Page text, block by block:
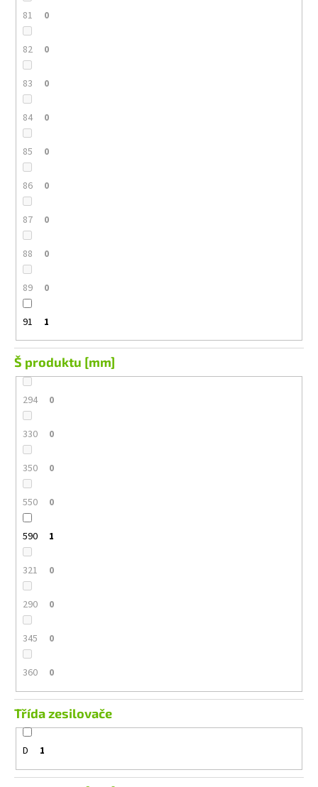
81 0
82 0
83 0
84 0
85 0
86 0
87 0
88 0
89 0
91 1
Š produktu [mm]
294 0
330 0
350 0
550 0
590 1
321 0
290 0
345 0
360 0
Třída zesilovače
D 1